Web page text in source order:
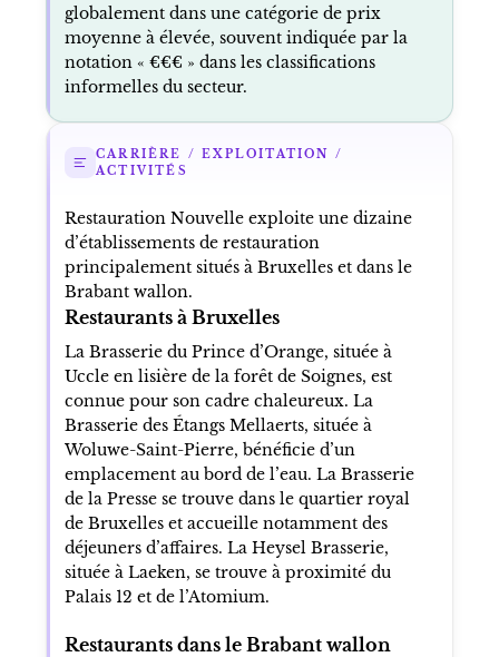
globalement dans une catégorie de prix
moyenne à élevée, souvent indiquée par la
notation « €€€ » dans les classifications
informelles du secteur.
CARRIÈRE / EXPLOITATION /
ACTIVITÉS
Restauration Nouvelle exploite une dizaine
d’établissements de restauration
principalement situés à Bruxelles et dans le
Brabant wallon.
Restaurants à Bruxelles
La Brasserie du Prince d’Orange, située à
Uccle en lisière de la forêt de Soignes, est
connue pour son cadre chaleureux. La
Brasserie des Étangs Mellaerts, située à
Woluwe-Saint-Pierre, bénéficie d’un
emplacement au bord de l’eau. La Brasserie
de la Presse se trouve dans le quartier royal
de Bruxelles et accueille notamment des
déjeuners d’affaires. La Heysel Brasserie,
située à Laeken, se trouve à proximité du
Palais 12 et de l’Atomium.
Restaurants dans le Brabant wallon